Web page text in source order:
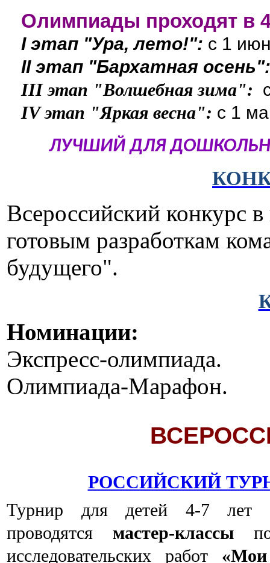
Олимпиады проходят в
I этап "Ура, лето!": с 1
II этап "Бархатная осень":
III этап "Волшебная зима":
IV этап "Яркая весна": с 1
ЛУЧШИЙ ДЛЯ
Всероссийский конкурс
готовым разработкам
будущего".
Номинации:
Экспресс-олимпиада.
Олимпиада-Марафон.
РОССИЙСКИЙ
Турнир для детей 4-7 лет
проводятся мастер-классы по
исследовательских работ «Мои